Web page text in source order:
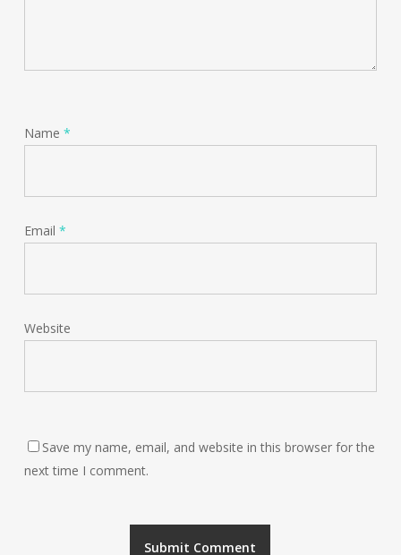
Name *
Email *
Website
Save my name, email, and website in this browser for the
next time I comment.